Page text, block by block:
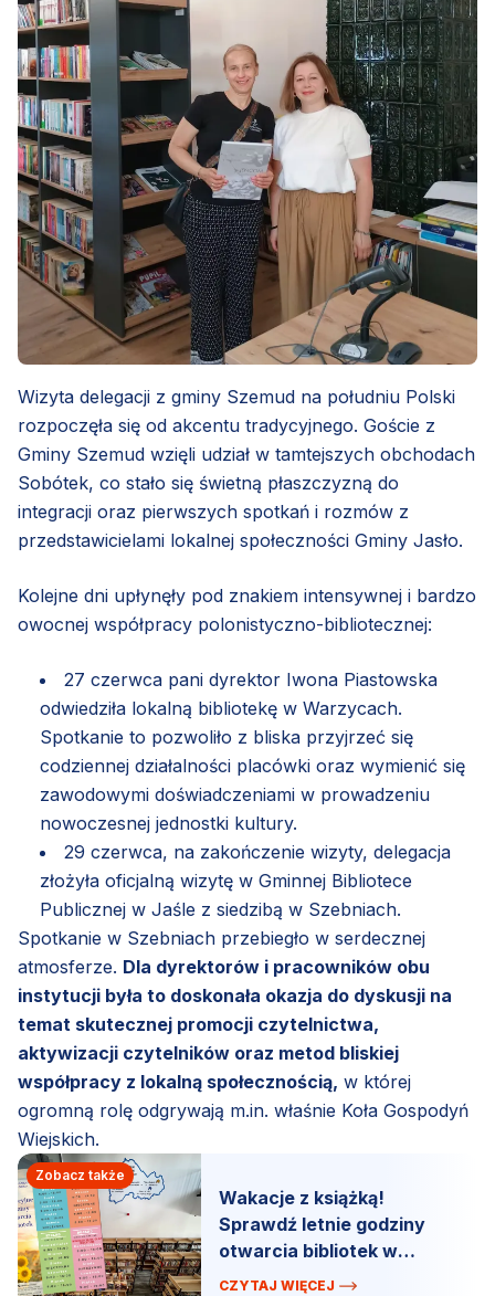
Wizyta delegacji z gminy Szemud na południu Polski
rozpoczęła się od akcentu tradycyjnego. Goście z
Gminy Szemud wzięli udział w tamtejszych obchodach
Sobótek, co stało się świetną płaszczyzną do
integracji oraz pierwszych spotkań i rozmów z
przedstawicielami lokalnej społeczności Gminy Jasło.
Kolejne dni upłynęły pod znakiem intensywnej i bardzo
owocnej współpracy polonistyczno-bibliotecznej:
27 czerwca pani dyrektor Iwona Piastowska
odwiedziła lokalną bibliotekę w Warzycach.
Spotkanie to pozwoliło z bliska przyjrzeć się
codziennej działalności placówki oraz wymienić się
zawodowymi doświadczeniami w prowadzeniu
nowoczesnej jednostki kultury.
29 czerwca, na zakończenie wizyty, delegacja
złożyła oficjalną wizytę w Gminnej Bibliotece
Publicznej w Jaśle z siedzibą w Szebniach.
Spotkanie w Szebniach przebiegło w serdecznej
atmosferze. Dla dyrektorów i pracowników obu
instytucji była to doskonała okazja do dyskusji na
temat skutecznej promocji czytelnictwa,
aktywizacji czytelników oraz metod bliskiej
współpracy z lokalną społecznością, w której
ogromną rolę odgrywają m.in. właśnie Koła Gospodyń
Wiejskich.
Zobacz także
Wakacje z książką!
Sprawdź letnie godziny
otwarcia bibliotek w
gminie Szemud
CZYTAJ WIĘCEJ